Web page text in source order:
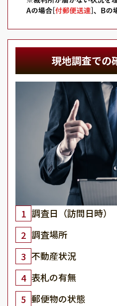
現地調査での
1 調査日（訪問日時）
2 調査場所
3 不動産状況
4 表札の有無
5 郵便物の状態